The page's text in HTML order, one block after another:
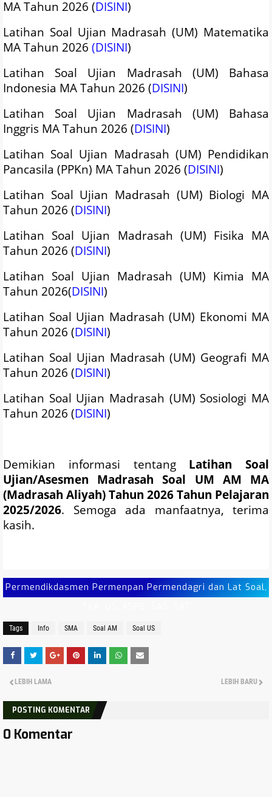
MA Tahun 2026 (DISINI)
Latihan Soal Ujian Madrasah (UM) Matematika
MA Tahun 2026 (DISINI)
Latihan Soal Ujian Madrasah (UM) Bahasa
Indonesia MA Tahun 2026 (DISINI)
Latihan Soal Ujian Madrasah (UM) Bahasa
Inggris MA Tahun 2026 (DISINI)
Latihan Soal Ujian Madrasah (UM) Pendidikan
Pancasila (PPKn) MA Tahun 2026 (DISINI)
Latihan Soal Ujian Madrasah (UM) Biologi MA
Tahun 2026 (DISINI)
Latihan Soal Ujian Madrasah (UM) Fisika MA
Tahun 2026 (DISINI)
Latihan Soal Ujian Madrasah (UM) Kimia MA
Tahun 2026(DISINI)
Latihan Soal Ujian Madrasah (UM) Ekonomi MA
Tahun 2026 (DISINI)
Latihan Soal Ujian Madrasah (UM) Geografi MA
Tahun 2026 (DISINI)
Latihan Soal Ujian Madrasah (UM) Sosiologi MA
Tahun 2026 (DISINI)
Demikian informasi tentang Latihan Soal
Ujian/Asesmen Madrasah Soal UM AM MA
(Madrasah Aliyah) Tahun 2026 Tahun Pelajaran
2025/2026. Semoga ada manfaatnya, terima
kasih.
Permendikdasmen Permenpan Permendagri dan Lat Soal,
Tags Info SMA Soal AM Soal US
LEBIH BARU
LEBIH LAMA
POSTING KOMENTAR
0 Komentar